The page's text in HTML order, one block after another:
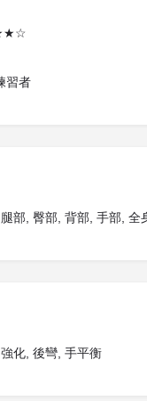
習者
部, 臀部, 背部, 手部, 全
化, 後彎, 手平衡